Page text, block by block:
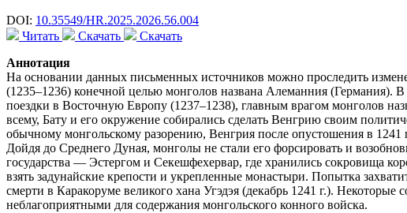
DOI: 10.35549/HR.2025.2026.56.004
Читать
Скачать
Скачать
Аннотация
На основании данных письменных источников можно проследить
(1235–1236) конечной целью монголов названа Алеманния
поездки в Восточную Европу (1237–1238), главным врагом монголов
всему, Бату и его окружение собирались сделать Венгрию своим
обычному монгольскому разорению, Венгрия после опустошения в
Дойдя до Среднего Дуная, монголы не стали его форсировать и
государства — Эстергом и Секешфехервар, где хранились сокровища
взять задунайские крепости и укрепленные монастыри. Попытка
смерти в Каракоруме великого хана Угэдэя (декабрь 1241 г.).
неблагоприятными для содержания монгольского конного войска.